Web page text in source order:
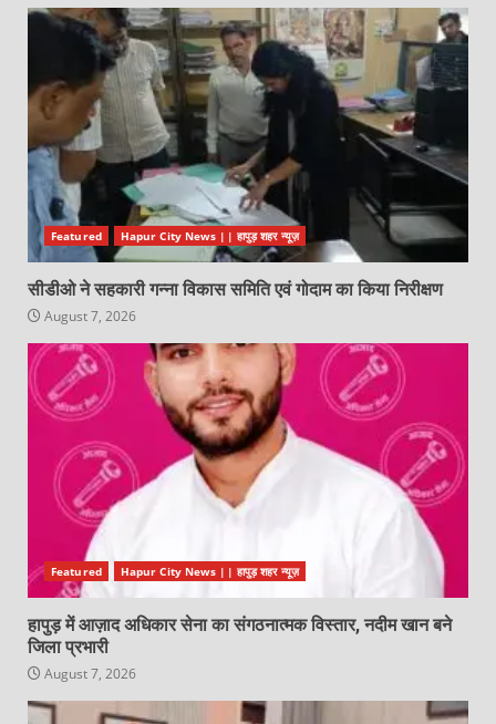
Featured Hapur City News || हापुड़ शहर न्यूज़
सीडीओ ने सहकारी गन्ना विकास समिति एवं गोदाम का किया निरीक्षण
August 7, 2026
Featured Hapur City News || हापुड़ शहर न्यूज़
हापुड़ में आज़ाद अधिकार सेना का संगठनात्मक विस्तार, नदीम खान बने
जिला प्रभारी
August 7, 2026